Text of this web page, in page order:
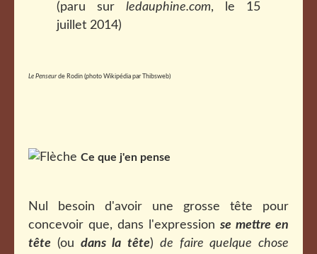
(paru sur ledauphine.com, le 15
juillet 2014)
Le Penseur de Rodin (photo Wikipédia par Thibsweb)
Ce que j'en pense
Nul besoin d'avoir une grosse tête pour
concevoir que, dans l'expression se mettre en
tête (ou dans la tête) de faire quelque chose